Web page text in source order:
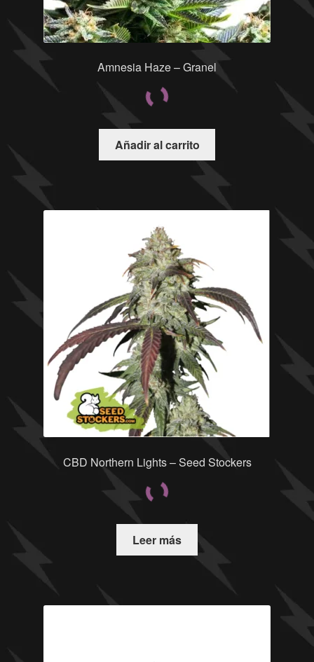
Amnesia Haze – Granel
Añadir al carrito
CBD Northern Lights – Seed Stockers
Leer más